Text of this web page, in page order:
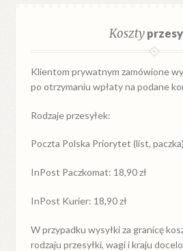
Koszty
Klientom prywatnym zamówione
po otrzymaniu wpłaty na podane
Rodzaje przesyłek:
Poczta Polska Priorytet (list,
InPost Paczkomat: 18,90 zł
InPost Kurier: 18,90 zł
W przypadkuwysyłkiza granicę
rodzaju przesyłki, wagi i kraju